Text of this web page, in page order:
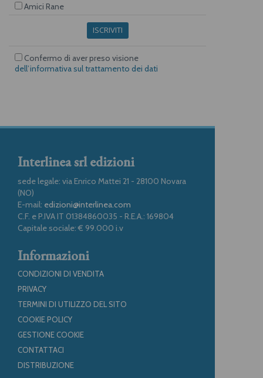
Amici Rane
ISCRIVITI
Confermo di aver preso visione
dell’informativa sul trattamento dei dati
Interlinea srl edizioni
sede legale: via Enrico Mattei 21 - 28100 Novara
(NO)
E-mail: edizioni@interlinea.com
C.F. e P.IVA IT 01384860035 - R.E.A.: 169804
Capitale sociale: € 99.000 i.v
Informazioni
CONDIZIONI DI VENDITA
PRIVACY
TERMINI DI UTILIZZO DEL SITO
COOKIE POLICY
GESTIONE COOKIE
CONTATTACI
DISTRIBUZIONE